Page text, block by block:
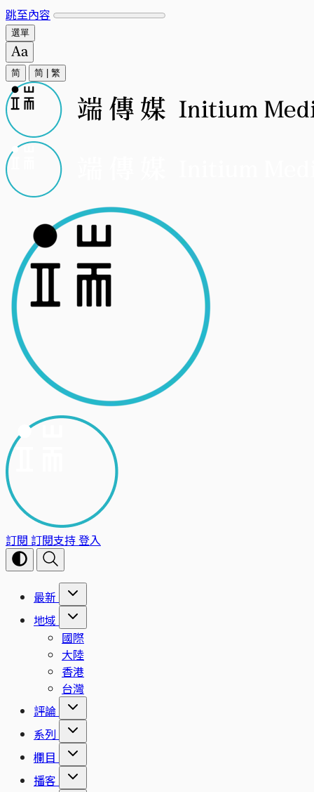
跳至內容
選單
简 简 繁
訂閱 訂閱支持登入
最新
地域
國際
大陸
香港
台灣
評論
系列
欄目
播客